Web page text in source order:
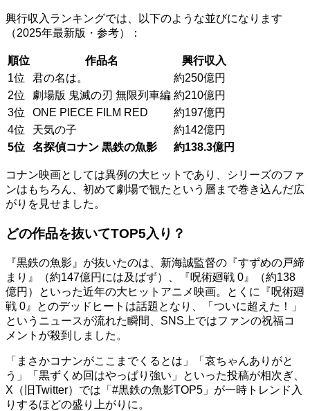
興行収入ランキングでは、以下のような並びになります
（2025年最新版・参考）：
順位 作品名
興行収入
1位
君の名は。
約250億円
2位
劇場版 鬼滅の刃 無限列車編 約210億円
3位
ONE PIECE FILM RED
約197億円
4位
天気の子
約142億円
5位
名探偵コナン 黒鉄の魚影 約138.3億円
コナン映画としては異例の大ヒットであり、シリーズのファ
ンはもちろん、初めて劇場で観たという層まで巻き込んだ広
がりを見せました。
どの作品を抜いてTOP5入り？
『黒鉄の魚影』が抜いたのは、新海誠監督の『すずめの戸締
まり』（約147億円には及ばず）、『呪術廻戦 0』（約138
億円）といった近年の大ヒットアニメ映画。とくに『呪術廻
戦 0』とのデッドヒートは話題となり、「ついに超えた！」
というニュースが流れた瞬間、SNS上ではファンの祝福コ
メントが殺到しました。
「まさかコナンがここまでくるとは」「哀ちゃんありがと
う」「黒ずくめ回はやっぱり強い」といった投稿が相次ぎ、
X（旧Twitter）では「#黒鉄の魚影TOP5」が一時トレンド入
りするほどの盛り上がりに。